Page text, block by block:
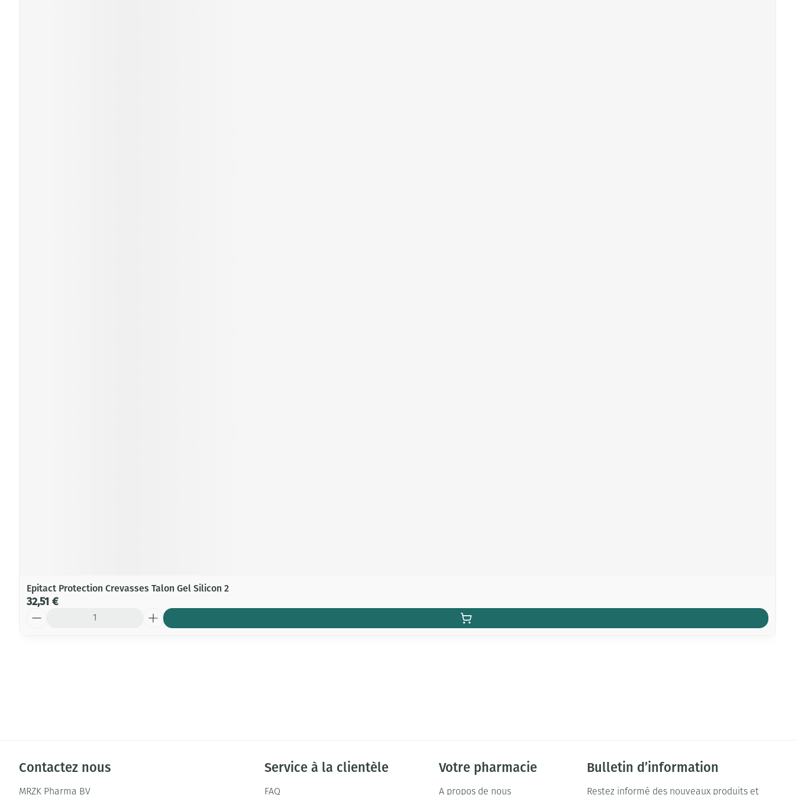
Epitact Protection Crevasses Talon Gel Silicon 2
32,51 €
Contactez nous
MRZK Pharma BV
Service à la clientèle
FAQ
Votre pharmacie
A propos de nous
Bulletin d’information
Restez informé des nouveaux produits et